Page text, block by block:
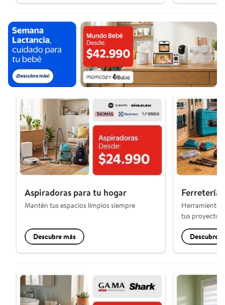
Aspiradoras para tu hogar
Mantén tus espacios limpios siempre
Descubre más
Ferretería
tus proyectos
Descubre